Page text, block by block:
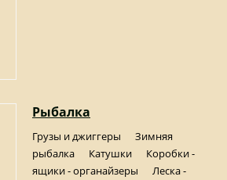
Рыбалка
Грузы и джиггеры
Зимняя
рыбалка
Катушки
Коробки -
ящики - органайзеры
Леска -